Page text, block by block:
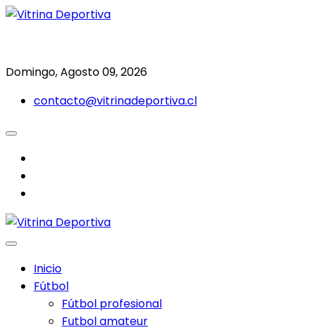
Saltar
Domingo, Agosto 09, 2026
contacto@vitrinadeportiva.cl
Inicio
Fútbol
Fútbol profesional
Futbol amateur